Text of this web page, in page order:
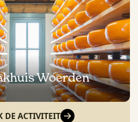
Woerden
DE ACTIVITEIT